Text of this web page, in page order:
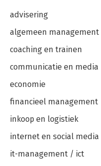
advisering
algemeen management
coaching en trainen
communicatie en media
economie
financieel management
inkoop en logistiek
internet en social media
it-management / ict